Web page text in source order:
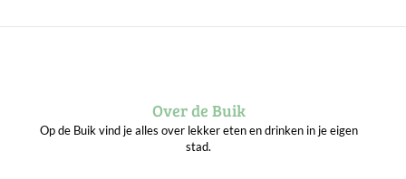
Over de Buik
Op de Buik vind je alles over lekker eten en drinken in je eigen
stad.